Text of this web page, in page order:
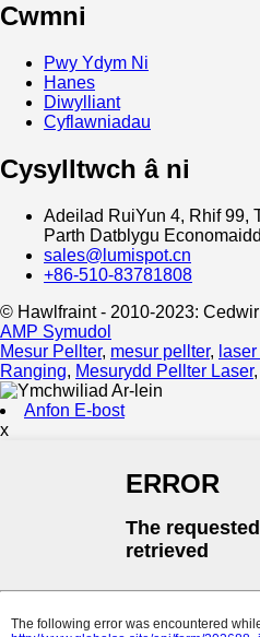
Cwmni
Pwy Ydym Ni
Hanes
Diwylliant
Cyflawniadau
Cysylltwch â ni
Adeilad RuiYun 4, Rhif 99,
Parth Datblygu
sales@lumispot.cn
+86-510-83781808
© Hawlfraint - 2010-2023:
AMP Symudol
Mesur Pellter, mesur pellter,
Ranging, Mesurydd Pellter Laser,
Anfon E-bost
x